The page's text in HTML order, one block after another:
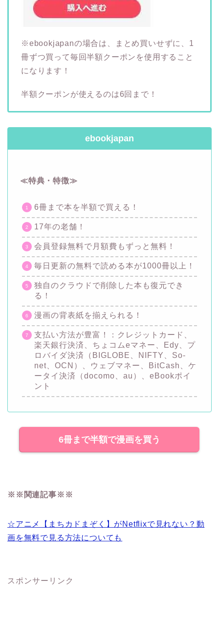
※ebookjapanの場合は、まとめ買いせずに、1
冊ずつ買って毎回半額クーポンを使用すること
になります！
半額クーポンが使えるのは6回まで！
ebookjapan
≪特典・特徴≫
6冊まで本を半額で買える！
17年の老舗！
会員登録無料で月額費もずっと無料！
毎日更新の無料で読める本が1000冊以上！
独自のクラウドで削除した本も復元でき
る！
漫画の背表紙を揃えられる！
支払い方法が豊富！：クレジットカード、
楽天銀行決済、ちょコムeマネー、Edy、プ
ロバイダ決済（BIGLOBE、NIFTY、So-
net、OCN）、ウェブマネー、BitCash、ケ
ータイ決済（docomo、au）、eBookポイ
ント
6冊まで半額で漫画を買う
※※関連記事※※
☆アニメ【まちカドまぞく】がNetflixで見れない？動
画を無料で見る方法についても
スポンサーリンク